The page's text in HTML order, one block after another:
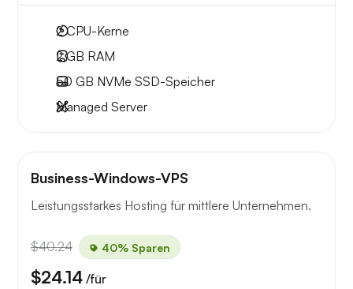
2CPU-Kerne
2 GB RAM
50 GB NVMe SSD-Speicher
Managed Server
Business-Windows-VPS
Leistungsstarkes Hosting für mittlere Unternehmen.
$40.24 40% Sparen
$24.14 /für